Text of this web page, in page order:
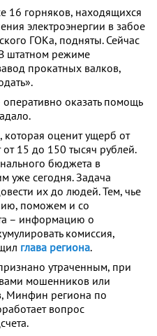
16 горняков, находящихся
электроэнергии в забое
ГОКа, подняты. Сейчас
штатном режиме
прокатных валков,
оказать помощь
которая оценит ущерб от
от 15 до 150 тысяч рублей.
бюджета в
уже сегодня. Задача
их до людей. Тем, чье
поможем и со
– информацию о
комиссия,
глава региона.
утраченным, при
мошенников или
Минфин региона по
вопрос